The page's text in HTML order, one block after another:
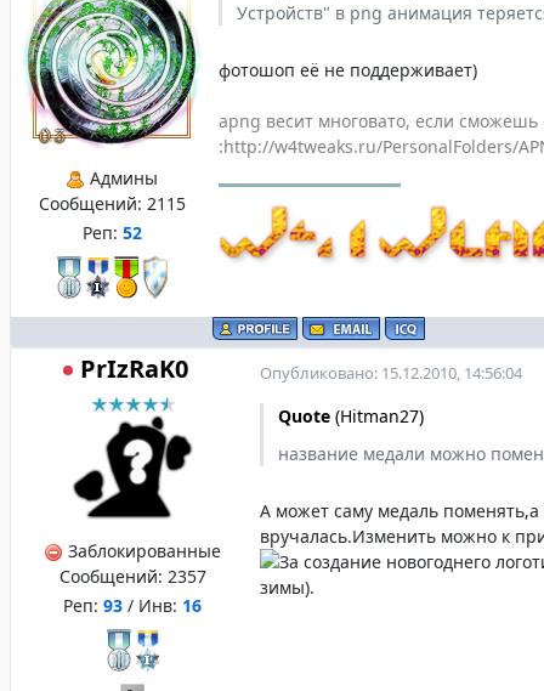
Админы
Сообщений: 2115
Реп: 52
Устройств" в png анимация
фотошоп её не поддерживает)
apng весит многовато, если сможешь
:http://w4tweaks.ru/PersonalFolders/
PrIzRaK0
Заблокированные
Сообщений: 2357
Реп: 93 / Инв: 16
Опубликовано: 15.12.2010, 14:56:04
Quote (Hitman27)
название медали можно
А может саму медаль поменять,а
вручалась.Изменить можно к
зимы).